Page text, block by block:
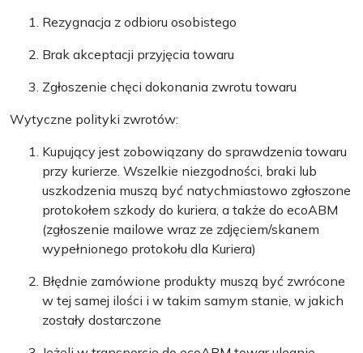
Rezygnacja z odbioru osobistego
Brak akceptacji przyjęcia towaru
Zgłoszenie chęci dokonania zwrotu towaru
Wytyczne polityki zwrotów:
Kupujący jest zobowiązany do sprawdzenia towaru
przy kurierze. Wszelkie niezgodności, braki lub
uszkodzenia muszą być natychmiastowo zgłoszone
protokołem szkody do kuriera, a także do ecoABM
(zgłoszenie mailowe wraz ze zdjęciem/skanem
wypełnionego protokołu dla Kuriera)
Błędnie zamówione produkty muszą być zwrócone
w tej samej ilości i w takim samym stanie, w jakich
zostały dostarczone